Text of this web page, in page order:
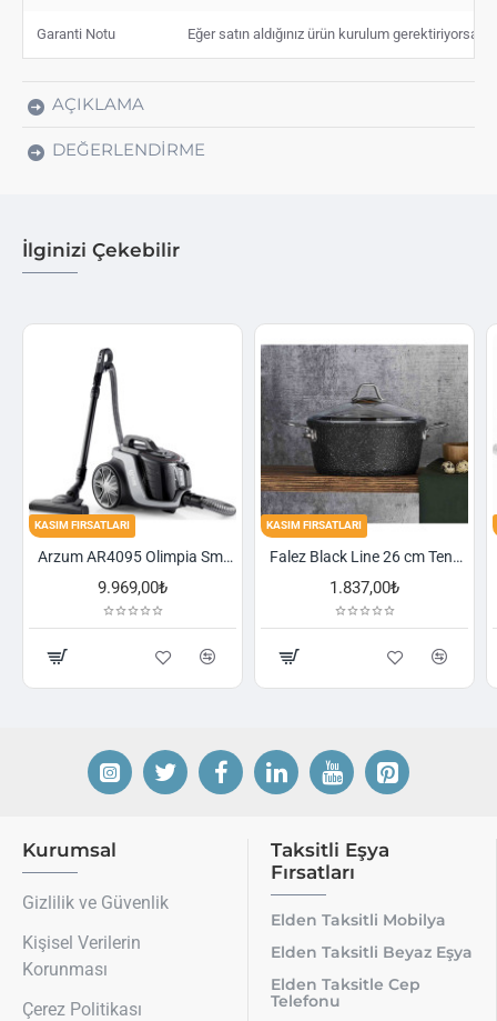
Garanti Notu Eğer satın aldığınız ürün kurulum gerektiriyorsa,
AÇIKLAMA
DEĞERLENDIRME
İlginizi Çekebilir
KASIM FIRSATLARI
Arzum AR4095 Olimpia Smart Cyclone Filtreli Süpürge - Füme
9.969,00₺
KASIM FIRSATLARI
Falez Black Line 26 cm Tencere
1.837,00₺
Kurumsal
Gizlilik ve Güvenlik
Kişisel Verilerin
Korunması
Çerez Politikası
Taksitli Eşya
Fırsatları
Elden Taksitli Mobilya
Elden Taksitli Beyaz Eşya
Elden Taksitle Cep
Telefonu